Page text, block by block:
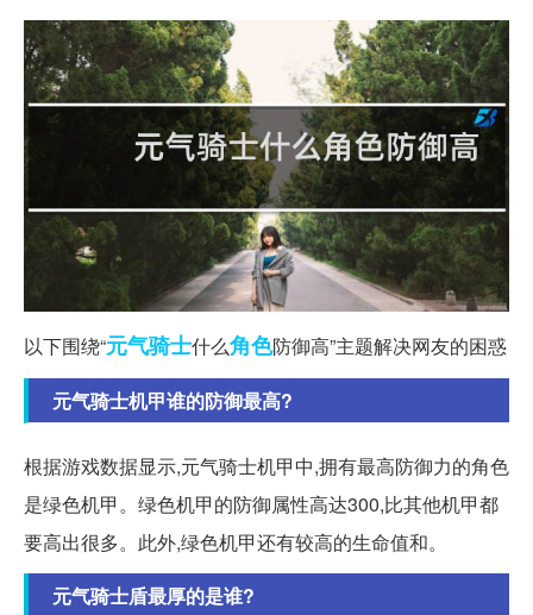
以下围绕“元气骑士什么角色防御高”主题解决网友的困惑
元气骑士机甲谁的防御最高?
根据游戏数据显示,元气骑士机甲中,拥有最高防御力的角色
是绿色机甲。绿色机甲的防御属性高达300,比其他机甲都
要高出很多。此外,绿色机甲还有较高的生命值和。
元气骑士盾最厚的是谁?